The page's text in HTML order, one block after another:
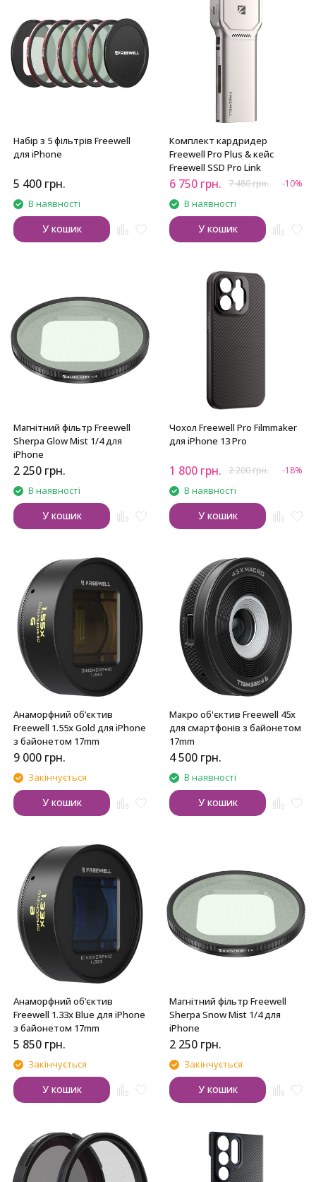
Набір з 5 фільтрів Freewell
для iPhone
5 400 грн.
В наявності
У кошик
Комплект кардридер
Freewell Pro Plus & кейс
Freewell SSD Pro Link
6 750 грн. 7 480грн. -10%
В наявності
У кошик
Магнітний фільтр Freewell
Sherpa Glow Mist 1/4 для
iPhone
2 250 грн.
В наявності
У кошик
Чохол Freewell Pro Filmmaker
для iPhone 13 Pro
1 800 грн. 2 200грн. -18%
В наявності
У кошик
Анаморфний об’єктив
Freewell 1.55x Gold для iPhone
з байонетом 17mm
9 000 грн.
Закінчується
У кошик
Макро об'єктив Freewell 45x
для смартфонів з байонетом
17mm
4 500 грн.
В наявності
У кошик
Анаморфний об’єктив
Freewell 1.33x Blue для iPhone
з байонетом 17mm
5 850 грн.
Закінчується
У кошик
Магнітний фільтр Freewell
Sherpa Snow Mist 1/4 для
iPhone
2 250 грн.
Закінчується
У кошик